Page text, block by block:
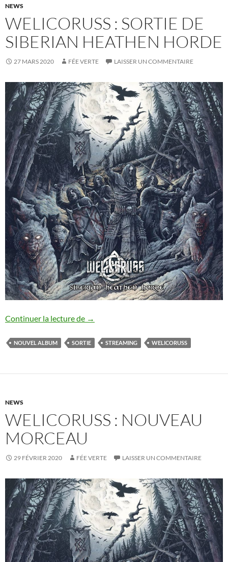
NEWS
WELICORUSS : SORTIE DE
SIBERIAN HEATHEN HORDE
27 MARS 2020 FÉE VERTE LAISSER UN COMMENTAIRE
Continuer la lecture de Welicoruss : sortie de Siberian Heathen
→
NOUVEL ALBUM SORTIE STREAMING WELICORUSS
NEWS
WELICORUSS : NOUVEAU
MORCEAU
29 FÉVRIER 2020 FÉE VERTE LAISSER UN COMMENTAIRE